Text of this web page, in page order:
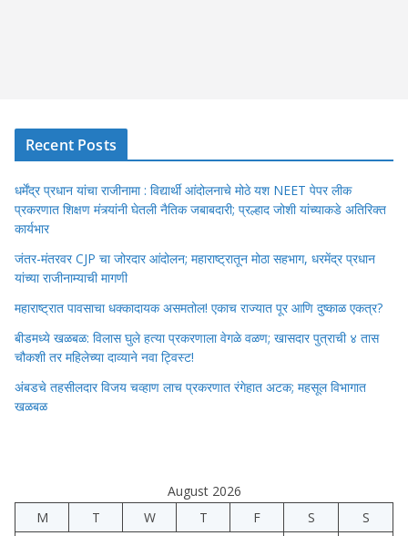
Recent Posts
धर्मेंद्र प्रधान यांचा राजीनामा : विद्यार्थी आंदोलनाचे मोठे यश NEET पेपर लीक
प्रकरणात शिक्षण मंत्र्यांनी घेतली नैतिक जबाबदारी; प्रल्हाद जोशी यांच्याकडे अतिरिक्त
कार्यभार
जंतर-मंतरवर CJP चा जोरदार आंदोलन; महाराष्ट्रातून मोठा सहभाग, धरमेंद्र प्रधान
यांच्या राजीनाम्याची मागणी
महाराष्ट्रात पावसाचा धक्कादायक असमतोल! एकाच राज्यात पूर आणि दुष्काळ एकत्र?
बीडमध्ये खळबळ: विलास घुले हत्या प्रकरणाला वेगळे वळण; खासदार पुत्राची ४ तास
चौकशी तर महिलेच्या दाव्याने नवा ट्विस्ट!
अंबडचे तहसीलदार विजय चव्हाण लाच प्रकरणात रंगेहात अटक; महसूल विभागात
खळबळ
August 2026
M
T W T F S
S